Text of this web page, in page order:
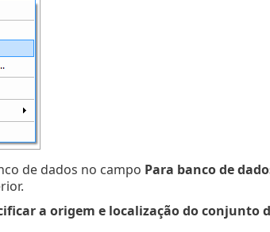
de dados no campo Para banco de
a origem e localização do conjunto